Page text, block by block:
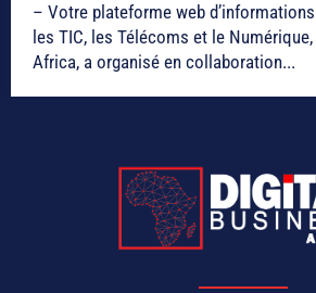
– Votre plateforme web
les TIC, les Télécoms et le
Africa, a organisé en collaboration...